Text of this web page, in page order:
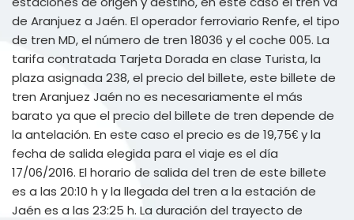
de Aranjuez a Jaén. El operador ferroviario Renfe, el tipo
de tren MD, el número de tren 18036 y el coche 005. La
tarifa contratada Tarjeta Dorada en clase Turista, la
plaza asignada 238, el precio del billete, este billete de
tren Aranjuez Jaén no es necesariamente el más
barato ya que el precio del billete de tren depende de
la antelación. En este caso el precio es de 19,75€ y la
fecha de salida elegida para el viaje es el día
17/06/2016. El horario de salida del tren de este billete
es a las 20:10 h y la llegada del tren a la estación de
Jaén es a las 23:25 h. La duración del trayecto de